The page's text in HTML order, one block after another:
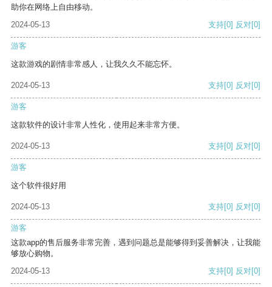
助你在网络上自由移动。
2024-05-13
支持[0] 反对[0]
游客
这款游戏的剧情非常感人，让我久久不能忘怀。
2024-05-13 支持[0] 反对[0]
游客
这款软件的设计非常人性化，使用起来非常方便。
2024-05-13 支持[0] 反对[0]
游客
这个软件很好用
2024-05-13 支持[0] 反对[0]
游客
这款app的售后服务非常完善，遇到问题总是能够得到妥善解决，让我能
够放心购物。
2024-05-13
支持[0] 反对[0]